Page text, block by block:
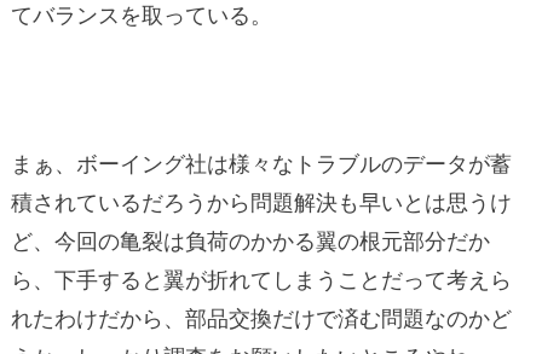
てバランスを取っている。
まぁ、ボーイング社は様々なトラブルのデータが蓄
積されているだろうから問題解決も早いとは思うけ
ど、今回の亀裂は負荷のかかる翼の根元部分だか
ら、下手すると翼が折れてしまうことだって考えら
れたわけだから、部品交換だけで済む問題なのかど